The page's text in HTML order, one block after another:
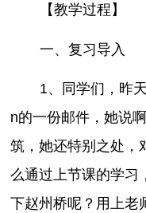
【教学过程】
一、复习导入
1、同学们，昨
n的一份邮件，她说
筑，她还特别之处，
么通过上节课的学习
下赵州桥呢？用上老